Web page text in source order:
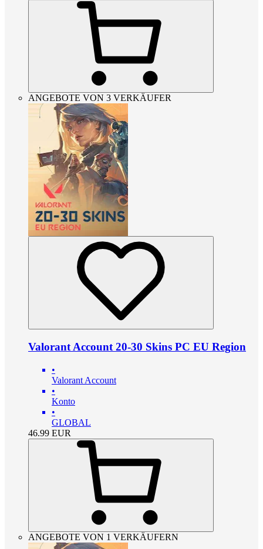
ANGEBOTE VON 3 VERKÄUFER
Valorant Account 20-30 Skins PC EU Region
•
Valorant Account
•
Konto
•
GLOBAL
46.99 EUR
ANGEBOTE VON 1 VERKÄUFERN